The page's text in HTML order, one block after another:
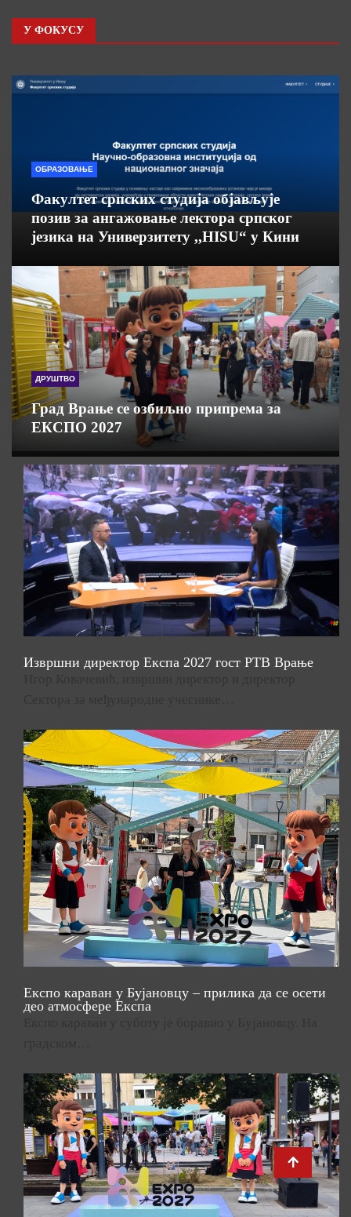
У ФОКУСУ
ОБРАЗОВАЊЕ
Факултет српских студија објављује
позив за ангажовање лектора српског
језика на Универзитету ,,HISU“ у Кини
ДРУШТВО
Град Врање се озбиљно припрема за
ЕКСПО 2027
Извршни директор Експа 2027 гост РТВ Врање
Експо караван у Бујановцу – прилика да се осети
део атмосфере Експа